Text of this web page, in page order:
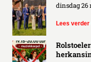
dinsdag 26
Lees verder